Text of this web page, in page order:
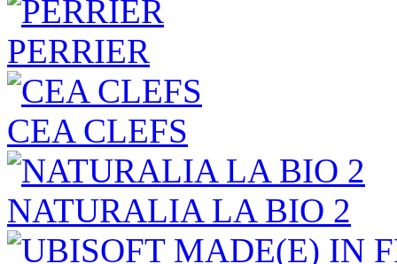
PERRIER
CEA CLEFS
NATURALIA LA BIO 2